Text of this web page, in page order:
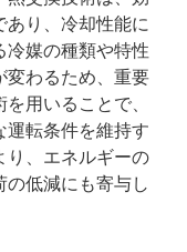
あり、冷却性能に
冷媒の種類や特性
変わるため、重要
用いることで、
運転条件を維持す
り、エネルギーの
低減にも寄与し